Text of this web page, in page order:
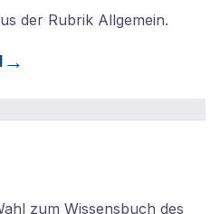
der Rubrik Allgemein.
zum Wissensbuch des